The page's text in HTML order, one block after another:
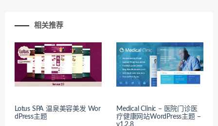
相关推荐
Lotus SPA 温泉美容美发 Wor
dPress主题
Medical Clinic – 医院门诊医
疗健康网站WordPress主题 –